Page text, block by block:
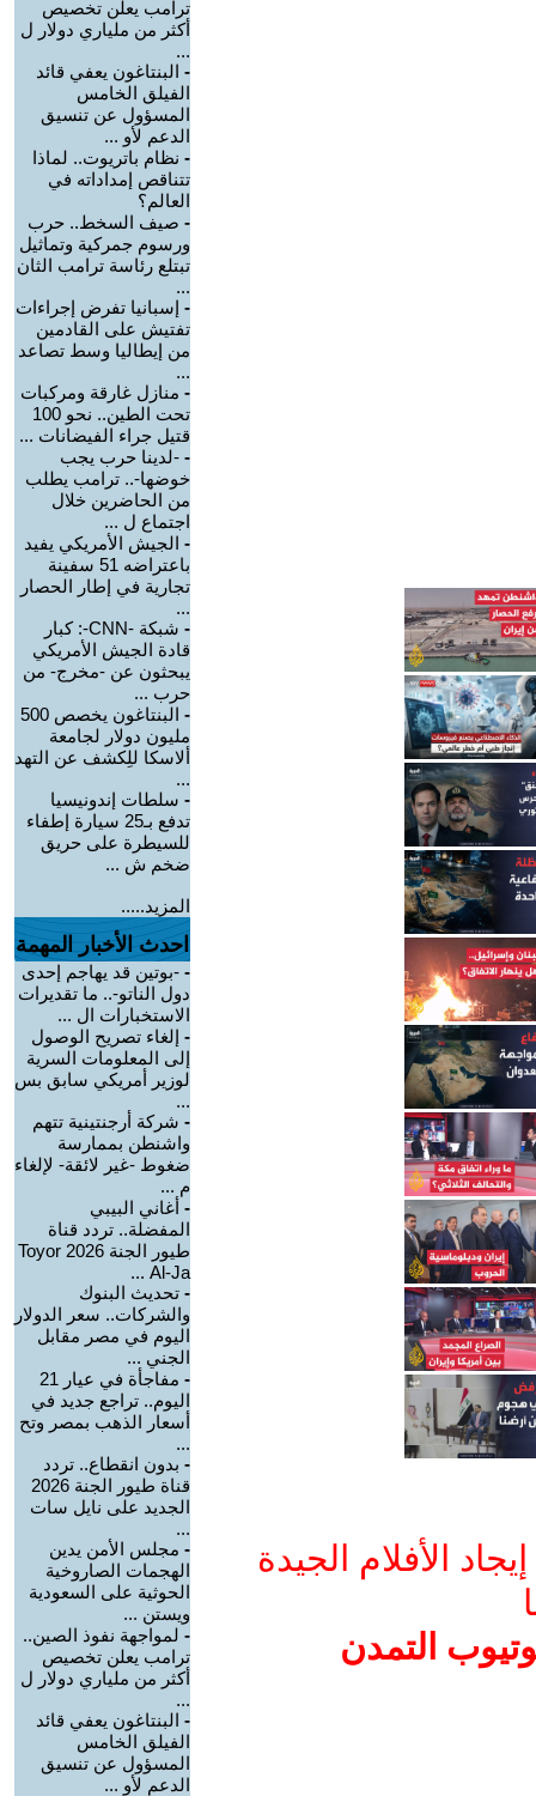
الأفلام الجيدة
التمدن
ترامب يعلن تخصيص
أكثر من ملياري دولار ل
...
- البنتاغون يعفي قائد
الفيلق الخامس
المسؤول عن تنسيق
الدعم لأو ...
- نظام باتريوت.. لماذا
تتناقص إمداداته في
العالم؟
- صيف السخط.. حرب
ورسوم جمركية وتماثيل
تبتلع رئاسة ترامب الثان
...
- إسبانيا تفرض إجراءات
تفتيش على القادمين
من إيطاليا وسط تصاعد
...
- منازل غارقة ومركبات
تحت الطين.. نحو 100
قتيل جراء الفيضانات ...
- -لدينا حرب يجب
خوضها-.. ترامب يطلب
من الحاضرين خلال
اجتماع ل ...
- الجيش الأمريكي يفيد
باعتراضه 51 سفينة
تجارية في إطار الحصار
...
-
شبكة -CNN-: كبار
قادة الجيش الأمريكي
يبحثون عن -مخرج- من
حرب ...
-
البنتاغون يخصص 500
مليون دولار لجامعة
ألاسكا للِكشف عن التهد
...
- سلطات إندونيسيا
تدفع بـ25 سيارة إطفاء
للسيطرة على حريق
ضخم ش ...
المزيد.....
احدث الأخبار المهمة
- -بوتين قد يهاجم إحدى
دول الناتو-.. ما تقديرات
الاستخبارات ال ...
- إلغاء تصريح الوصول
إلى المعلومات السرية
لوزير أمريكي سابق بس
...
- شركة أرجنتينية تتهم
واشنطن بممارسة
ضغوط -غير لائقة- لإلغاء
م ...
- أغاني البيبي
المفضلة.. تردد قناة
طيور الجنة 2026 Toyor
Al-Ja ...
- تحديث البنوك
والشركات.. سعر الدولار
اليوم في مصر مقابل
الجني ...
-
مفاجأة في عيار 21
اليوم.. تراجع جديد في
أسعار الذهب بمصر وتح
...
- بدون انقطاع.. تردد
قناة طيور الجنة 2026
الجديد على نايل سات
...
- مجلس الأمن يدين
الهجمات الصاروخية
الحوثية على السعودية
ويستن ...
- لمواجهة نفوذ الصين..
ترامب يعلن تخصيص
أكثر من ملياري دولار ل
...
- البنتاغون يعفي قائد
الفيلق الخامس
المسؤول عن تنسيق
الدعم لأو ...